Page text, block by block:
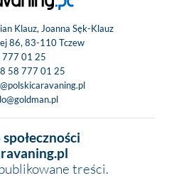
Klauz, Joanna Sęk-Klauz
86, 83-110 Tczew
777 01 25
58 777 01 25
treści.